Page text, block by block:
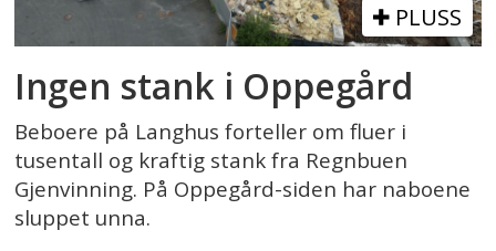
PLUSS
Ingen stank i Oppegård
Beboere på Langhus forteller om fluer i
tusentall og kraftig stank fra Regnbuen
Gjenvinning. På Oppegård-siden har naboene
sluppet unna.